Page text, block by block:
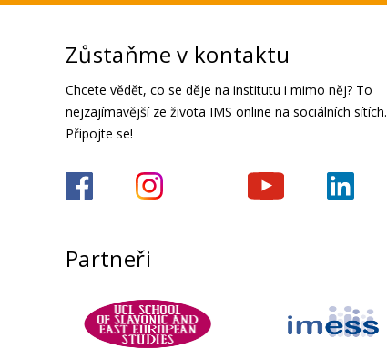
Zůstaňme v kontaktu
Chcete vědět, co se děje na institutu i mimo něj? To
nejzajímavější ze života IMS online na sociálních sítích.
Připojte se!
Partneři